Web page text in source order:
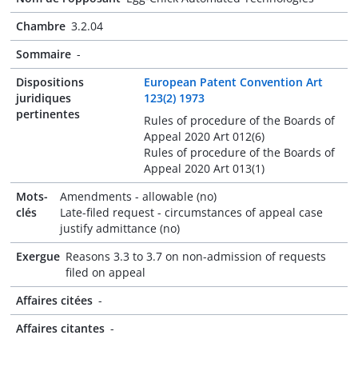
Chambre 3.2.04
Sommaire -
Dispositions
juridiques
pertinentes
European Patent Convention Art
123(2) 1973
Rules of procedure of the Boards of
Appeal 2020 Art 012(6)
Rules of procedure of the Boards of
Appeal 2020 Art 013(1)
Mots-
clés
Amendments - allowable (no)
Late-filed request - circumstances of appeal case
justify admittance (no)
Exergue Reasons 3.3 to 3.7 on non-admission of requests
filed on appeal
Affaires citées -
Affaires citantes -